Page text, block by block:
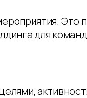
Это
для